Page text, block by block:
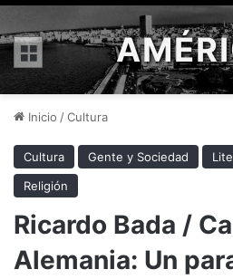
Menú
Inicio /Cultura
Cultura Gente y Sociedad
Religión
Ricardo Bada /
Alemania: Un